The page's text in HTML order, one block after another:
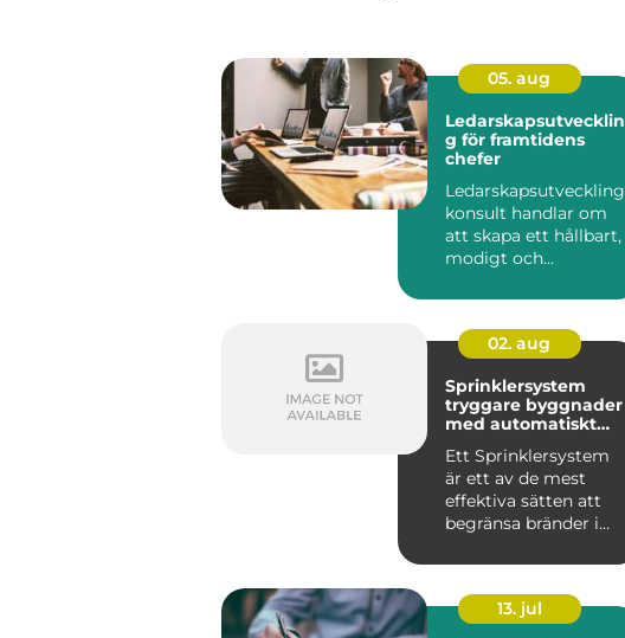
05. aug
Ledarskapsutvecklin
g för framtidens
chefer
Ledarskapsutveckling
konsult handlar om
att skapa ett hållbart,
modigt och
02. aug
Sprinklersystem
tryggare byggnader
med automatiskt
Ett Sprinklersystem
är ett av de mest
effektiva sätten att
begränsa bränder i
up...
13. jul